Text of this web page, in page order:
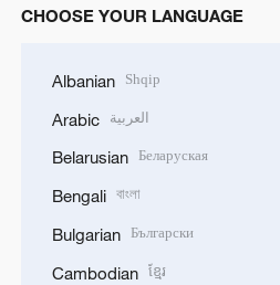
CHOOSE YOUR LANGUAGE
Albanian Shqip
Arabic العربية
Belarusian Беларуская
Bengali বাংলা
Bulgarian Български
Cambodian ខ្មែរ